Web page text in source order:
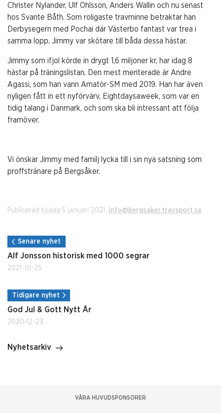
Christer Nylander, Ulf Ohlsson, Anders Wallin och nu senast
hos Svante Båth. Som roligaste travminne betraktar han
Derbysegern med Pochai där Västerbo fantast var trea i
samma lopp. Jimmy var skötare till båda dessa hästar.
Jimmy som ifjol körde in drygt 1,6 miljoner kr, har idag 8
hästar på träningslistan. Den mest meriterade är Andre
Agassi, som han vann Amatör-SM med 2019. Han har även
nyligen fått in ett nyförvärv, Eightdaysaweek, som var en
tidig talang i Danmark, och som ska bli intressant att följa
framöver.
Vi önskar Jimmy med familj lycka till i sin nya satsning som
proffstränare på Bergsåker.
Publicerad tisdag 5 januari 2021. info@bergsaker.travsport.se
Senare nyhet
Alf Jonsson historisk med 1000 segrar
2021-01-25
Tidigare nyhet
God Jul & Gott Nytt År
2020-12-23
Nyhetsarkiv
VÅRA HUVUDSPONSORER